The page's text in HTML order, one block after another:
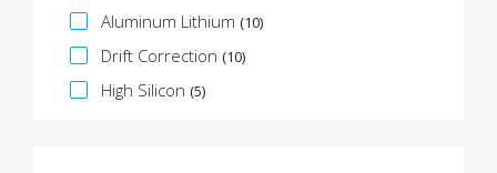
Aluminum Lithium (10)
Drift Correction (10)
High Silicon (5)